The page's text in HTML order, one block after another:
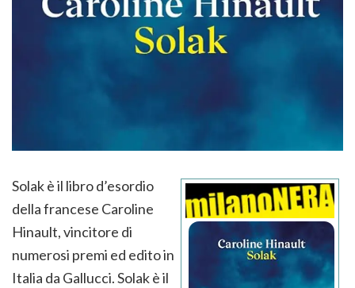
Solak è il libro d’esordio
della francese Caroline
Hinault, vincitore di
numerosi premi ed edito in
Italia da Gallucci. Solak è il